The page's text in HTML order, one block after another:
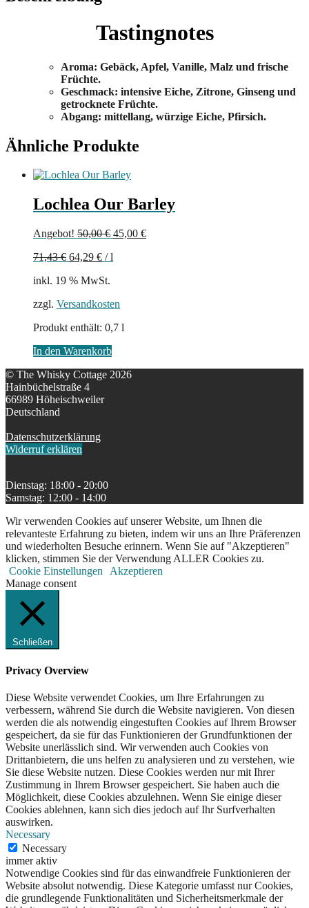
Tastingnotes
Aroma: Gebäck, Apfel, Vanille, Malz und frische
Früchte.
Geschmack: intensive Eiche, Zitrone, Ginseng und
getrocknete Früchte.
Abgang: mittellang, würzige Eiche, Pfirsich.
Ähnliche Produkte
Lochlea Our Barley
Angebot! 50,00€ Ursprünglicher
war:
45,00 €Aktueller
71,43€ 64,29 € /l
inkl. 19 % MwSt.
zzgl. Versandkosten
Produkt enthält: 0,7 l
In den Warenkorb
© The Whisky Cottage 2026
Hainbüchelstraße 4
66989 Höheischweiler
Deutschland
Datenschutzerklärung
Widerruf erklären
Dienstag: 18:00 - 20:00
Samstag: 12:00 - 14:00
Wir verwenden Cookies auf unserer Website, um Ihnen die
relevanteste Erfahrung zu bieten, indem wir uns an Ihre Präferenzen
und wiederholten Besuche erinnern. Wenn Sie auf "Akzeptieren"
klicken, stimmen Sie der Verwendung ALLER Cookies zu.
Cookie Einstellungen
Akzeptieren
Manage consent
Schließen
Privacy Overview
Diese Website verwendet Cookies, um Ihre Erfahrungen zu
verbessern, während Sie durch die Website navigieren. Von diesen
werden die als notwendig eingestuften Cookies auf Ihrem Browser
gespeichert, da sie für das Funktionieren der Grundfunktionen der
Website unerlässlich sind. Wir verwenden auch Cookies von
Drittanbietern, die uns helfen zu analysieren und zu verstehen, wie
Sie diese Website nutzen. Diese Cookies werden nur mit Ihrer
Zustimmung in Ihrem Browser gespeichert. Sie haben auch die
Möglichkeit, diese Cookies abzulehnen. Wenn Sie einige dieser
Cookies ablehnen, kann sich dies jedoch auf Ihr Surfverhalten
auswirken.
Necessary
Necessary
immer aktiv
Notwendige Cookies sind für das einwandfreie Funktionieren der
Website absolut notwendig. Diese Kategorie umfasst nur Cookies,
die grundlegende Funktionalitäten und Sicherheitsmerkmale der